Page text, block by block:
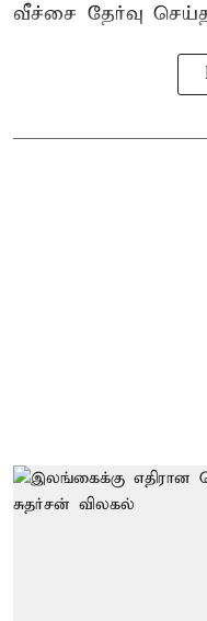
வீச்சை தேர்வு